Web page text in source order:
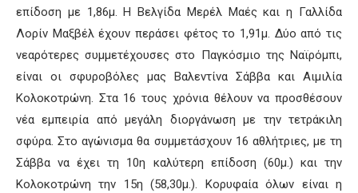
επίδοση με 1,86μ. Η Βελγίδα Μερέλ Μαές και η Γαλλίδα
Λορίν Μαξβέλ έχουν περάσει φέτος το 1,91μ. Δύο από τις
νεαρότερες συμμετέχουσες στο Παγκόσμιο της Ναϊρόμπι,
είναι οι σφυροβόλες μας Βαλεντίνα Σάββα και Αιμιλία
Κολοκοτρώνη. Στα 16 τους χρόνια θέλουν να προσθέσουν
νέα εμπειρία από μεγάλη διοργάνωση με την τετράκιλη
σφύρα. Στο αγώνισμα θα συμμετάσχουν 16 αθλήτριες, με τη
Σάββα να έχει τη 10η καλύτερη επίδοση (60μ.) και την
Κολοκοτρώνη την 15η (58,30μ.). Κορυφαία όλων είναι η